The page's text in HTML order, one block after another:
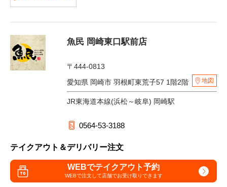
魚民 岡崎東口駅前店
〒444-0813
愛知県 岡崎市 羽根町東荒子57 1階2階
地図
JR東海道本線(浜松～岐阜) 岡崎駅
0564-53-3188
テイクアウト＆デリバリー注文
WEBでテイクアウト予約
WEBで注文して店舗でお受け取りできます